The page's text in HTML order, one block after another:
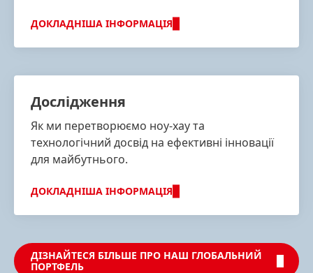
ДОКЛАДНІША ІНФОРМАЦІЯ
Дослідження
Як ми перетворюємо ноу-хау та
технологічний досвід на ефективні інновації
для майбутнього.
ДОКЛАДНІША ІНФОРМАЦІЯ
ДІЗНАЙТЕСЯ БІЛЬШЕ ПРО НАШ ГЛОБАЛЬНИЙ
ПОРТФЕЛЬ